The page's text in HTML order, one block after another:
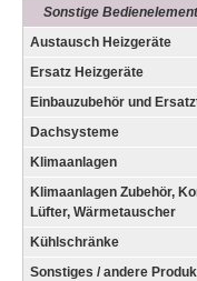
Sonstige
Austausch Heizgeräte
Ersatz Heizgeräte
Einbauzubehör und
Dachsysteme
Klimaanlagen
Klimaanlagen Zubehör,
Lüfter, Wärmetauscher
Kühlschränke
Sonstiges / andere